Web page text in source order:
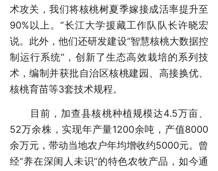
术攻关，我们将核桃树夏季嫁接成活率提升至
90%以上。”长江大学援藏工作队队长许晓宏
说。此外，他们还研发建设“智慧核桃大数据控
制运行系统”，创新了生态高效栽培的系列技
术，编制并获批自治区核桃建园、高接换优、
核桃育苗等3套技术规程。
目前，加查县核桃种植规模达4.5万亩、
52万余株，实现年产量1200余吨，产值8000
余万元，带动当地农户年均增收约5000元。曾
经“养在深闺人未识”的特色农牧产品，如今通